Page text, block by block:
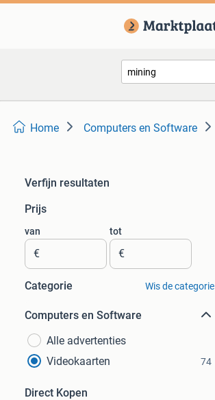
Home Computers en Software
Verfijn resultaten
Prijs
van
€
tot
€
Categorie Wis de categorie
Computers en Software
Alle advertenties
Videokaarten
74
Direct Kopen